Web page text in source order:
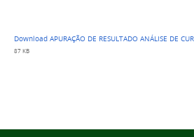
Download APURAÇÃO DE RESULTADO ANÁLISE DE
87 KB